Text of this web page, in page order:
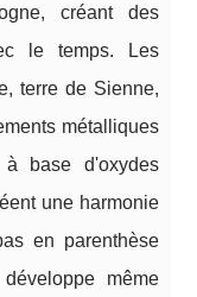
créant des
le temps. Les
terre de Sienne,
métalliques
base d'oxydes
une harmonie
en parenthèse
même